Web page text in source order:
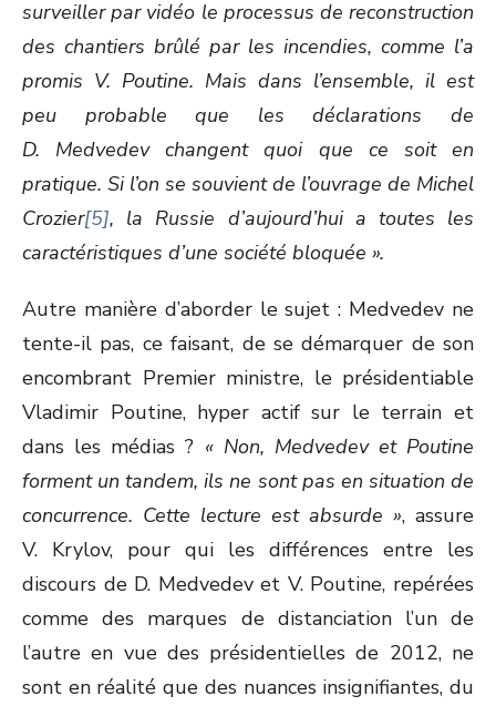
surveiller par vidéo le processus de reconstruction
des chantiers brûlé par les incendies, comme l’a
promis V. Poutine. Mais dans l’ensemble, il est
peu probable que les déclarations de
D. Medvedev changent quoi que ce soit en
pratique. Si l’on se souvient de l’ouvrage de Michel
Crozier[5], la Russie d’aujourd’hui a toutes les
caractéristiques d’une société bloquée ».
Autre manière d’aborder le sujet : Medvedev ne
tente-il pas, ce faisant, de se démarquer de son
encombrant Premier ministre, le présidentiable
Vladimir Poutine, hyper actif sur le terrain et
dans les médias ? « Non, Medvedev et Poutine
forment un tandem, ils ne sont pas en situation de
concurrence. Cette lecture est absurde », assure
V. Krylov, pour qui les différences entre les
discours de D. Medvedev et V. Poutine, repérées
comme des marques de distanciation l’un de
l’autre en vue des présidentielles de 2012, ne
sont en réalité que des nuances insignifiantes, du